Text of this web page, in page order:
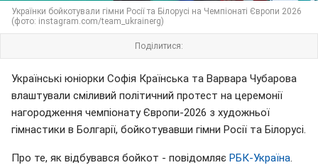
Українки бойкотували гімни Росії та Білорусі на Чемпіонаті Європи 2026
(фото: instagram.com/team_ukrainerg)
Поділитися:
Українські юніорки Софія Країнська та Варвара Чубарова
влаштували сміливий політичний протест на церемонії
нагородження чемпіонату Європи-2026 з художньої
гімнастики в Болгарії, бойкотувавши гімни Росії та Білорусі.
Про те, як відбувався бойкот - повідомляє РБК-Україна